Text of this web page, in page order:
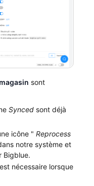
sont
Synced sont déjà
icône "Reprocess
notre système et
Bigblue.
nécessaire lorsque